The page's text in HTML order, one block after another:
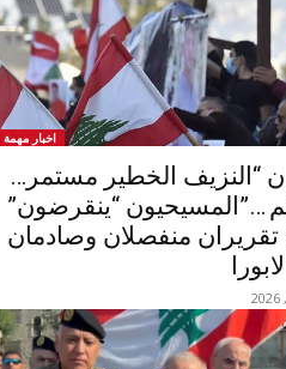
اخبار مهمة
“النزيف الخطير مستمر…
…”المسيحيون “ينقرضون”
تقريران منفصلان وصادمان